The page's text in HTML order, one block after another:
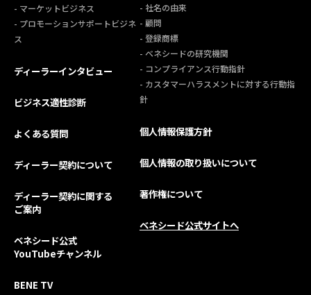
- マーケットビジネス
- プロモーションサポートビジネ
ス
ディーラーインタビュー
ビジネス適性診断
よくある質問
ディーラー契約について
ディーラー契約に関する
ご案内
ベネシード公式
YouTubeチャンネル
BENE TV
- 社名の由来
- 顧問
- 登録商標
- ベネシードの研究機関
- コンプライアンス行動指針
- カスタマーハラスメントに対する行動指
針
個人情報保護方針
個人情報の取り扱いについて
著作権について
ベネシード公式サイトへ